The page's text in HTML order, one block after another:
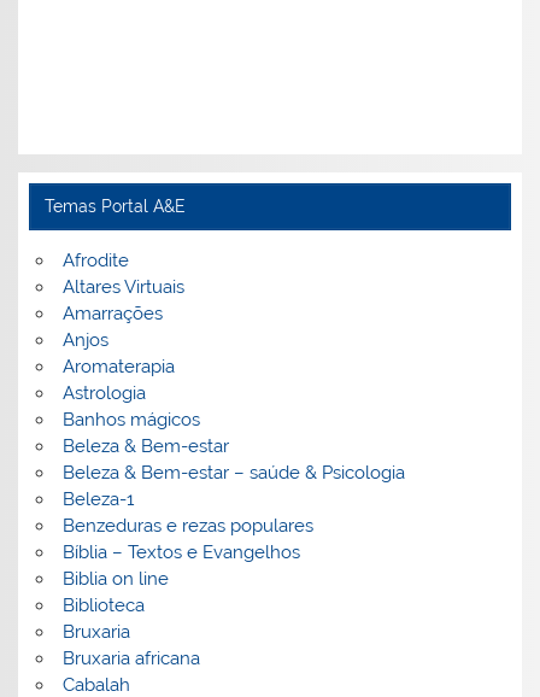
Temas Portal A&E
Afrodite
Altares Virtuais
Amarrações
Anjos
Aromaterapia
Astrologia
Banhos mágicos
Beleza & Bem-estar
Beleza & Bem-estar – saúde & Psicologia
Beleza-1
Benzeduras e rezas populares
Bíblia – Textos e Evangelhos
Biblia on line
Biblioteca
Bruxaria
Bruxaria africana
Cabalah